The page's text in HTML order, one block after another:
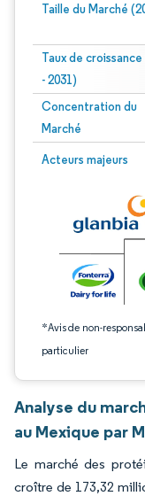
Taille du Marché
Taux de croissance
- 2031)
Concentration du
Marché
Acteurs majeurs
*Avis de non-
particulier
Image © Mordor
Analyse du
au Mexique par
Le marché des
croître de 173,32